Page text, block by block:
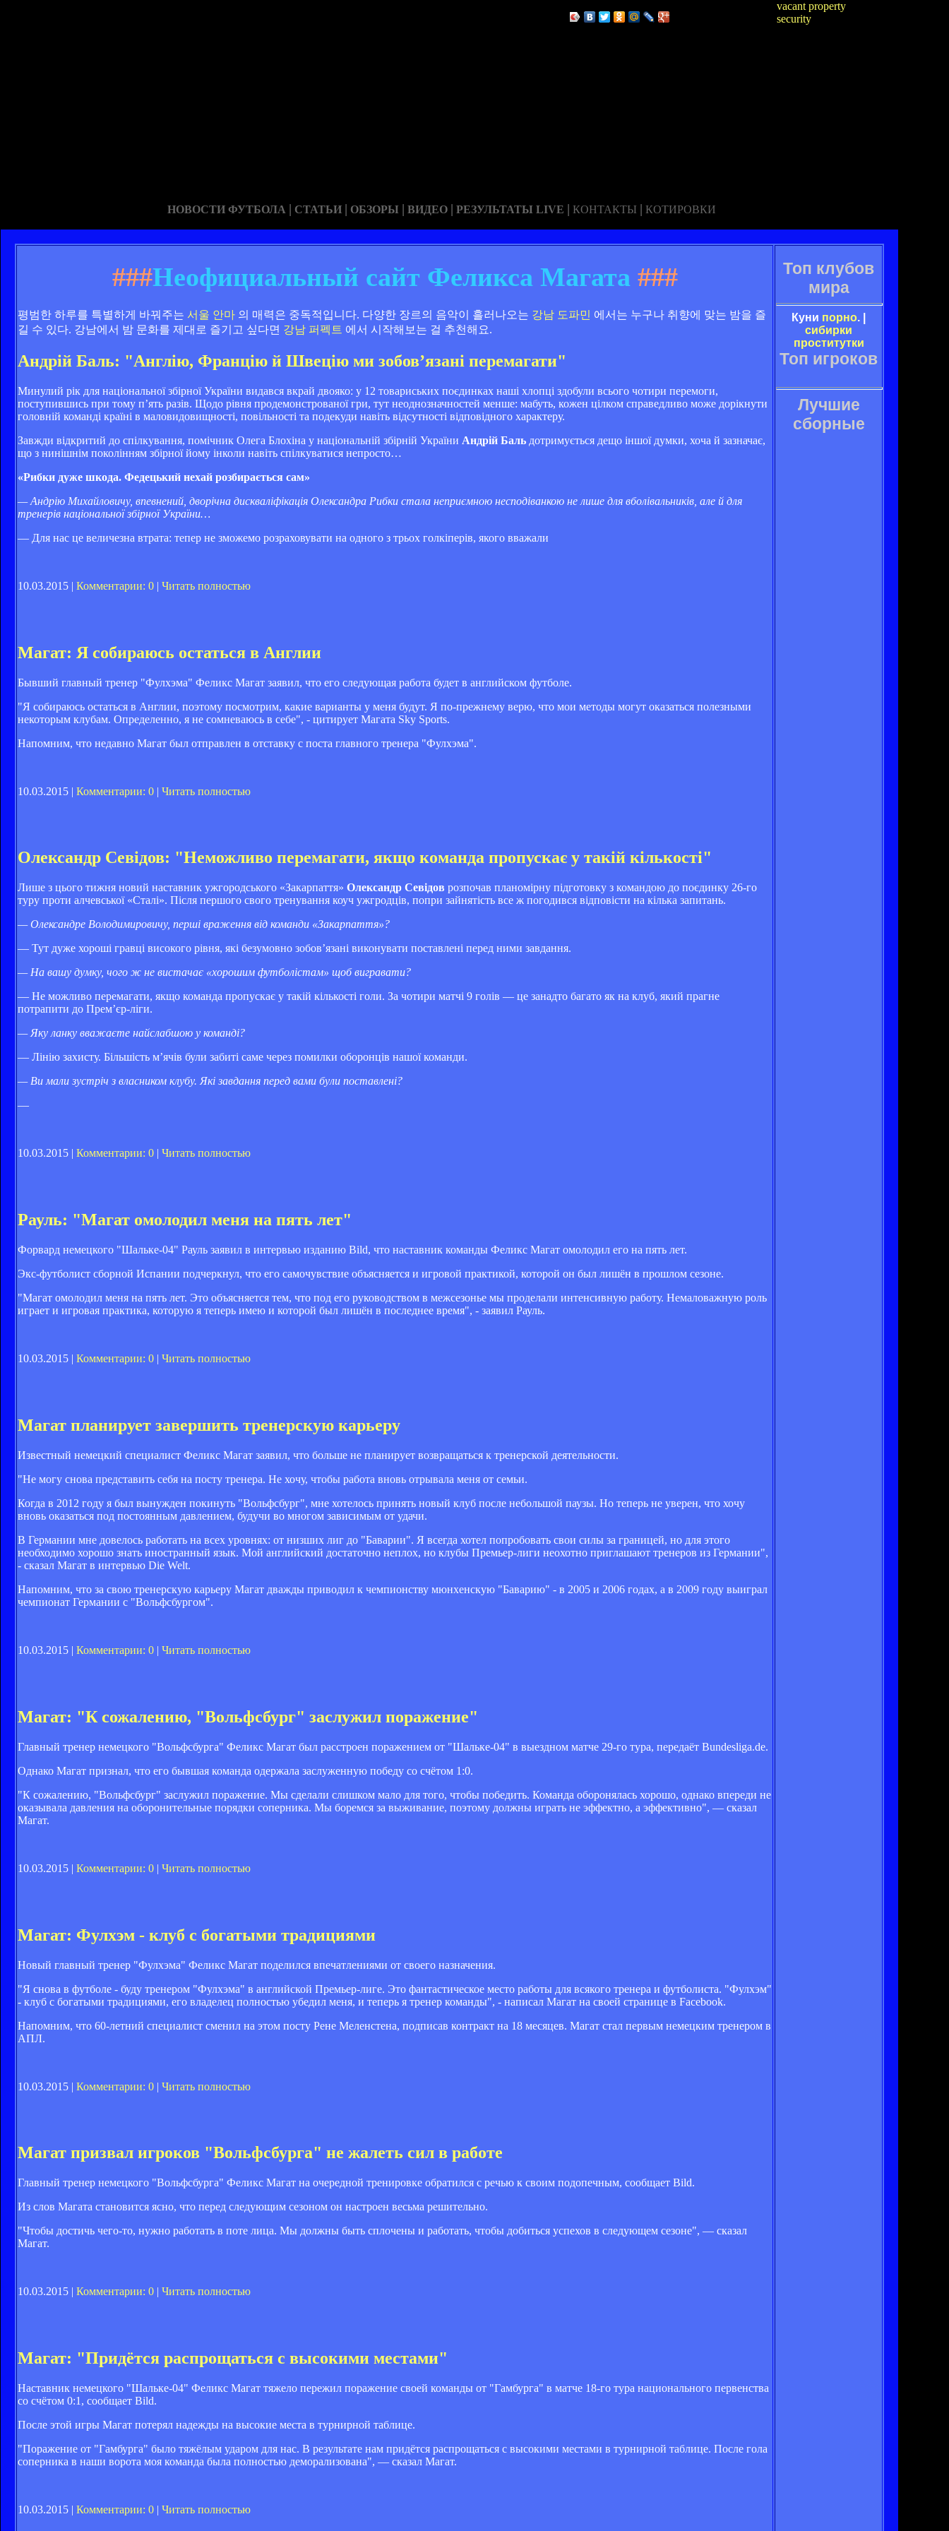
НОВОСТИ ФУТБОЛА | СТАТЬИ | ОБЗОРЫ | ВИДЕО | РЕЗУЛЬТАТЫ LIVE | КОНТАКТЫ | КОТИРОВКИ
###Неофициальный сайт Феликса Магата###
평범한 하루를 특별하게 바꿔주는 서울 안마 의 매력은 중독적입니다. 다양한 장르의 음악이 흘러나오는 강남 도파민
에서는 누구나 취향에 맞는 밤을 즐
길 수 있다. 강남에서 밤 문화를 제대로 즐기고 싶다면 강남 퍼펙트 에서 시작해보는 걸 추천해요.
Андрій Баль: "Англію, Францію й Швецію ми зобов’язані перемагати"
Минулий рік для національної збірної України видався вкрай двояко: у 12 товариських поєдинках наші хлопці здобули всього чотири перемоги,
поступившись при тому п’ять разів. Щодо рівня продемонстрованої гри, тут неоднозначностей менше: мабуть, кожен цілком справедливо може дорікнути
головній команді країні в маловидовищності, повільності та подекуди навіть відсутності відповідного характеру.
Завжди відкритий до спілкування, помічник Олега Блохіна у національній збірній України Андрій Баль дотримується дещо іншої думки, хоча й зазначає,
що з нинішнім поколінням збірної йому інколи навіть спілкуватися непросто…
«Рибки дуже шкода. Федецький нехай розбирається сам»
— Андрію Михайловичу, впевнений, дворічна дискваліфікація Олександра Рибки стала неприємною несподіванкою не лише для вболівальників, але й для
тренерів національної збірної України…
— Для нас це величезна втрата: тепер не зможемо розраховувати на одного з трьох голкіперів, якого вважали
10.03.2015 | Комментарии: 0 | Читать полностью
Магат: Я собираюсь остаться в Англии
Бывший главный тренер "Фулхэма" Феликс Магат заявил, что его следующая работа будет в английском футболе.
"Я собираюсь остаться в Англии, поэтому посмотрим, какие варианты у меня будут. Я по-прежнему верю, что мои методы могут оказаться полезными
некоторым клубам. Определенно, я не сомневаюсь в себе", - цитирует Магата Sky Sports.
Напомним, что недавно Магат был отправлен в отставку с поста главного тренера "Фулхэма".
10.03.2015 | Комментарии: 0 | Читать полностью
Олександр Севідов: "Неможливо перемагати, якщо команда пропускає у такій кількості"
Лише з цього тижня новий наставник ужгородського «Закарпаття» Олександр Севiдов розпочав планомірну підготовку з командою до поєдинку 26-го
туру проти алчевської «Сталі». Після першого свого тренування коуч ужгродців, попри зайнятість все ж погодився відповісти на кілька запитань.
— Олександре Володимировичу, перші враження від команди «Закарпаття»?
— Тут дуже хороші гравці високого рівня, які безумовно зобов’язані виконувати поставлені перед ними завдання.
— На вашу думку, чого ж не вистачає «хорошим футболістам» щоб вигравати?
— Не можливо перемагати, якщо команда пропускає у такій кількості голи. За чотири матчі 9 голів — це занадто багато як на клуб, який прагне
потрапити до Прем’єр-ліги.
— Яку ланку вважаєте найслабшою у команді?
— Лінію захисту. Більшість м’ячів були забиті саме через помилки оборонців нашої команди.
— Ви мали зустріч з власником клубу. Які завдання перед вами були поставлені?
—
10.03.2015 | Комментарии: 0 | Читать полностью
Рауль: "Магат омолодил меня на пять лет"
Форвард немецкого "Шальке-04" Рауль заявил в интервью изданию Bild, что наставник команды Феликс Магат омолодил его на пять лет.
Экс-футболист сборной Испании подчеркнул, что его самочувствие объясняется и игровой практикой, которой он был лишён в прошлом сезоне.
"Магат омолодил меня на пять лет. Это объясняется тем, что под его руководством в межсезонье мы проделали интенсивную работу. Немаловажную роль
играет и игровая практика, которую я теперь имею и которой был лишён в последнее время", - заявил Рауль.
10.03.2015 | Комментарии: 0 | Читать полностью
Магат планирует завершить тренерскую карьеру
Известный немецкий специалист Феликс Магат заявил, что больше не планирует возвращаться к тренерской деятельности.
"Не могу снова представить себя на посту тренера. Не хочу, чтобы работа вновь отрывала меня от семьи.
Когда в 2012 году я был вынужден покинуть "Вольфсбург", мне хотелось принять новый клуб после небольшой паузы. Но теперь не уверен, что хочу
вновь оказаться под постоянным давлением, будучи во многом зависимым от удачи.
В Германии мне довелось работать на всех уровнях: от низших лиг до "Баварии". Я всегда хотел попробовать свои силы за границей, но для этого
необходимо хорошо знать иностранный язык. Мой английский достаточно неплох, но клубы Премьер-лиги неохотно приглашают тренеров из Германии",
- сказал Магат в интервью Die Welt.
Напомним, что за свою тренерскую карьеру Магат дважды приводил к чемпионству мюнхенскую "Баварию" - в 2005 и 2006 годах, а в 2009 году выиграл
чемпионат Германии с "Вольфсбургом".
10.03.2015 | Комментарии: 0 | Читать полностью
Магат: "К сожалению, "Вольфсбург" заслужил поражение"
Главный тренер немецкого "Вольфсбурга" Феликс Магат был расстроен поражением от "Шальке-04" в выездном матче 29-го тура, передаёт Bundesliga.de.
Однако Магат признал, что его бывшая команда одержала заслуженную победу со счётом 1:0.
"К сожалению, "Вольфсбург" заслужил поражение. Мы сделали слишком мало для того, чтобы победить. Команда оборонялась хорошо, однако впереди не
оказывала давления на оборонительные порядки соперника. Мы боремся за выживание, поэтому должны играть не эффектно, а эффективно", — сказал
Магат.
10.03.2015 | Комментарии: 0 | Читать полностью
Магат: Фулхэм - клуб с богатыми традициями
Новый главный тренер "Фулхэма" Феликс Магат поделился впечатлениями от своего назначения.
"Я снова в футболе - буду тренером "Фулхэма" в английской Премьер-лиге. Это фантастическое место работы для всякого тренера и футболиста. "Фулхэм"
- клуб с богатыми традициями, его владелец полностью убедил меня, и теперь я тренер команды", - написал Магат на своей странице в Facebook.
Напомним, что 60-летний специалист сменил на этом посту Рене Меленстена, подписав контракт на 18 месяцев. Магат стал первым немецким тренером в
АПЛ.
10.03.2015 | Комментарии: 0 | Читать полностью
Магат призвал игроков "Вольфсбурга" не жалеть сил в работе
Главный тренер немецкого "Вольфсбурга" Феликс Магат на очередной тренировке обратился с речью к своим подопечным, сообщает Bild.
Из слов Магата становится ясно, что перед следующим сезоном он настроен весьма решительно.
"Чтобы достичь чего-то, нужно работать в поте лица. Мы должны быть сплочены и работать, чтобы добиться успехов в следующем сезоне", — сказал
Магат.
10.03.2015 | Комментарии: 0 | Читать полностью
Магат: "Придётся распрощаться с высокими местами"
Наставник немецкого "Шальке-04" Феликс Магат тяжело пережил поражение своей команды от "Гамбурга" в матче 18-го тура национального первенства
со счётом 0:1, сообщает Bild.
После этой игры Магат потерял надежды на высокие места в турнирной таблице.
"Поражение от "Гамбурга" было тяжёлым ударом для нас. В результате нам придётся распрощаться с высокими местами в турнирной таблице. После гола
соперника в наши ворота моя команда была полностью деморализована", — сказал Магат.
10.03.2015 | Комментарии: 0 | Читать полностью
Топ клубов
мира
Куни порно. |
сибирки
проститутки
Топ игроков
Лучшие
сборные
vacant property
security